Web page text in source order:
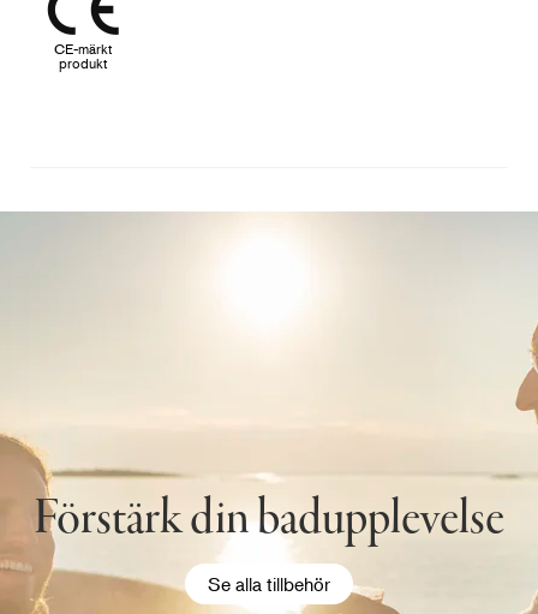
CE-märkt
produkt
Förstärk din badupplevelse
Se alla tillbehör